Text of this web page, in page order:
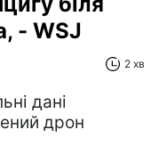
- WSJ
2 хв
дані
дрон